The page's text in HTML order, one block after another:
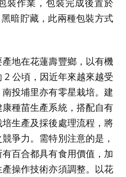
暗貯藏，此兩種包裝方式
地在花蓮壽豐鄉，以有機
2 公頃，因近年來越來越受
投埔里亦有零星栽培。建
種苗生產系統，搭配自有
生產及採後處理流程，將
爭力。需特別注意的是，
百合都具有食用價值，加
產操作技術亦須調整。以花